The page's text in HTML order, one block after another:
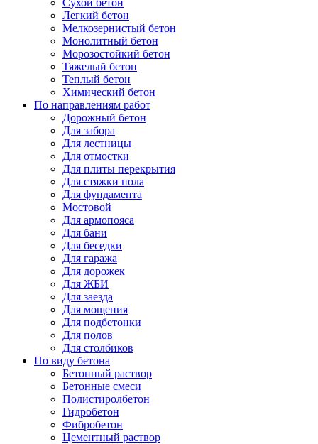
Сухой бетон
Легкий бетон
Мелкозернистый бетон
Монолитный бетон
Морозостойкий бетон
Тяжелый бетон
Теплый бетон
Химический бетон
По направлениям работ
Дорожный бетон
Для забора
Для лестницы
Для отмостки
Для плиты перекрытия
Для стяжки пола
Для фундамента
Мостовой
Для армопояса
Для бани
Для беседки
Для гаража
Для дорожек
Для ЖБИ
Для заезда
Для мощения
Для подбетонки
Для полов
Для столбиков
По виду бетона
Бетонный раствор
Бетонные смеси
Полистиролбетон
Гидробетон
Фибробетон
Цементный раствор